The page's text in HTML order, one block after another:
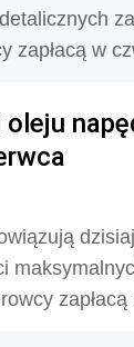
zapłacą w
oleju